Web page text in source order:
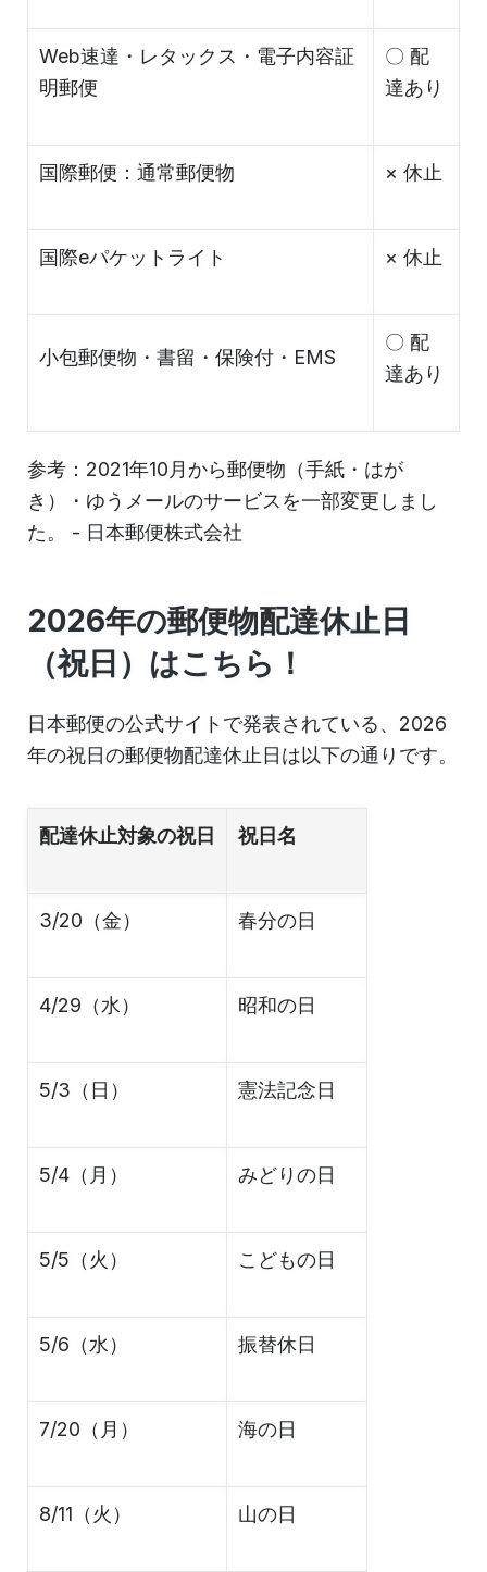
Web速達・レタックス・電子内容証
明郵便
〇 配
達あり
国際郵便：通常郵便物 × 休止
国際eパケットライト × 休止
小包郵便物・書留・保険付・EMS
〇 配
達あり
参考：2021年10月から郵便物（手紙・はが
き）・ゆうメールのサービスを一部変更しまし
た。 - 日本郵便株式会社
2026年の郵便物配達休止日
（祝日）はこちら！
日本郵便の公式サイトで発表されている、2026
年の祝日の郵便物配達休止日は以下の通りです。
配達休止対象の祝日 祝日名
3/20（金） 春分の日
4/29（水） 昭和の日
5/3（日） 憲法記念日
5/4（月） みどりの日
5/5（火） こどもの日
5/6（水） 振替休日
7/20（月） 海の日
8/11（火） 山の日